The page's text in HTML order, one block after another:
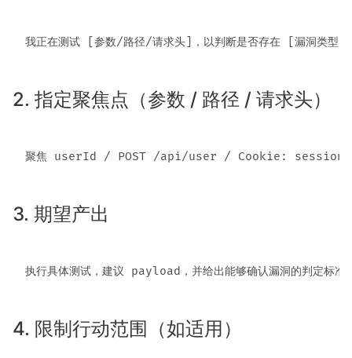
2. 指定聚焦点（参数 / 路径 / 请求头）
3. 期望产出
4. 限制行动范围（如适用）